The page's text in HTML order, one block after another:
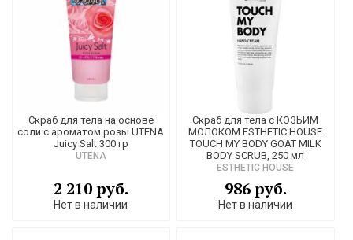
Скраб для тела на основе
соли с ароматом розы UTENA
Juicy Salt 300 гр
UTENA
2 210 руб.
Нет в наличии
Скраб для тела с КОЗЬИМ
МОЛОКОМ ESTHETIC HOUSE
TOUCH MY BODY GOAT MILK
BODY SCRUB, 250 мл
ESTHETIC HOUSE
986 руб.
Нет в наличии